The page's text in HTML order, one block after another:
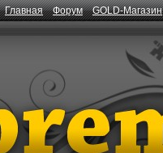
Главная Форум GOLD-Магазин